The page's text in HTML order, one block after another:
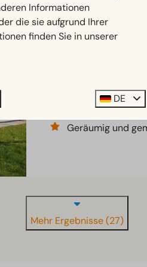
L-Cube 4
Modernes L-
Viel Lichteinfall
Geräumig und
Mehr Ergebnisse (27)
Informationen
die sie aufgrund Ihrer
finden Sie in unserer
DE